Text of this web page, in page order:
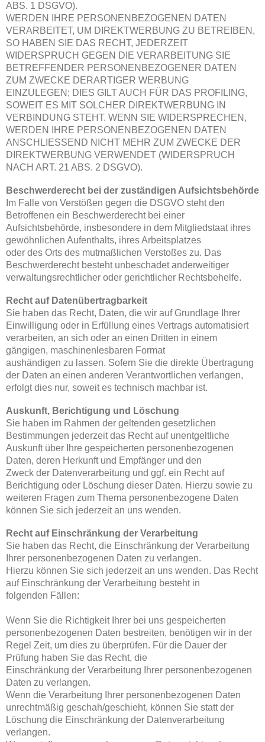
ABS. 1 DSGVO).
WERDEN IHRE PERSONENBEZOGENEN DATEN
VERARBEITET, UM DIREKTWERBUNG ZU BETREIBEN,
SO HABEN SIE DAS RECHT, JEDERZEIT
WIDERSPRUCH GEGEN DIE VERARBEITUNG SIE
BETREFFENDER PERSONENBEZOGENER DATEN
ZUM ZWECKE DERARTIGER WERBUNG
EINZULEGEN; DIES GILT AUCH FÜR DAS PROFILING,
SOWEIT ES MIT SOLCHER DIREKTWERBUNG IN
VERBINDUNG STEHT. WENN SIE WIDERSPRECHEN,
WERDEN IHRE PERSONENBEZOGENEN DATEN
ANSCHLIESSEND NICHT MEHR ZUM ZWECKE DER
DIREKTWERBUNG VERWENDET (WIDERSPRUCH
NACH ART. 21 ABS. 2 DSGVO).
Beschwerderecht bei der zuständigen Aufsichtsbehörde
Im Falle von Verstößen gegen die DSGVO steht den
Betroffenen ein Beschwerderecht bei einer
Aufsichtsbehörde, insbesondere in dem Mitgliedstaat ihres
gewöhnlichen Aufenthalts, ihres Arbeitsplatzes
oder des Orts des mutmaßlichen Verstoßes zu. Das
Beschwerderecht besteht unbeschadet anderweitiger
verwaltungsrechtlicher oder gerichtlicher Rechtsbehelfe.
Recht auf Datenübertragbarkeit
Sie haben das Recht, Daten, die wir auf Grundlage Ihrer
Einwilligung oder in Erfüllung eines Vertrags automatisiert
verarbeiten, an sich oder an einen Dritten in einem
gängigen, maschinenlesbaren Format
aushändigen zu lassen. Sofern Sie die direkte Übertragung
der Daten an einen anderen Verantwortlichen verlangen,
erfolgt dies nur, soweit es technisch machbar ist.
Auskunft, Berichtigung und Löschung
Sie haben im Rahmen der geltenden gesetzlichen
Bestimmungen jederzeit das Recht auf unentgeltliche
Auskunft über Ihre gespeicherten personenbezogenen
Daten, deren Herkunft und Empfänger und den
Zweck der Datenverarbeitung und ggf. ein Recht auf
Berichtigung oder Löschung dieser Daten. Hierzu sowie zu
weiteren Fragen zum Thema personenbezogene Daten
können Sie sich jederzeit an uns wenden.
Recht auf Einschränkung der Verarbeitung
Sie haben das Recht, die Einschränkung der Verarbeitung
Ihrer personenbezogenen Daten zu verlangen.
Hierzu können Sie sich jederzeit an uns wenden. Das Recht
auf Einschränkung der Verarbeitung besteht in
folgenden Fällen:
Wenn Sie die Richtigkeit Ihrer bei uns gespeicherten
personenbezogenen Daten bestreiten, benötigen wir in der
Regel Zeit, um dies zu überprüfen. Für die Dauer der
Prüfung haben Sie das Recht, die
Einschränkung der Verarbeitung Ihrer personenbezogenen
Daten zu verlangen.
Wenn die Verarbeitung Ihrer personenbezogenen Daten
unrechtmäßig geschah/geschieht, können Sie statt der
Löschung die Einschränkung der Datenverarbeitung
verlangen.